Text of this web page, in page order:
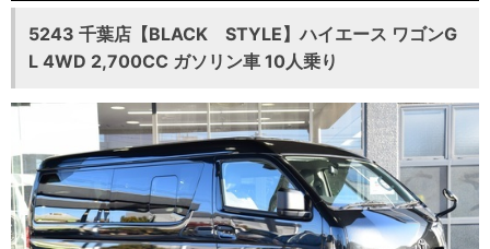
5243 千葉店【BLACK STYLE】ハイエース ワゴンG
L 4WD 2,700CC ガソリン車 10人乗り